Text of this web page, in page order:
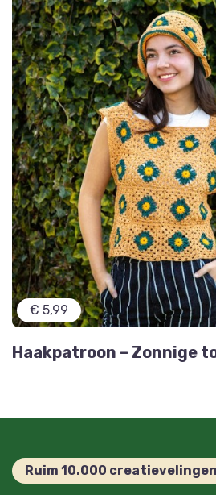
€ 5,99
Haakpatroon – Zonnige
Ruim 10.000